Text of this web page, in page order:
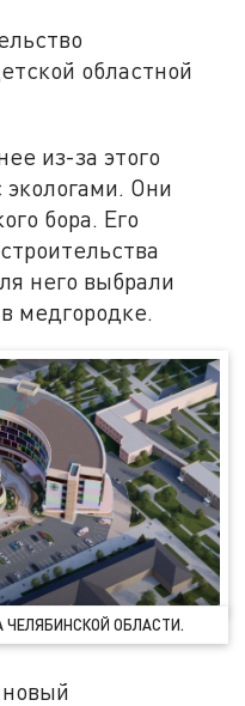
областной
из-за этого
экологами. Они
бора. Его
него выбрали
медгородке.
ОБЛАСТИ.